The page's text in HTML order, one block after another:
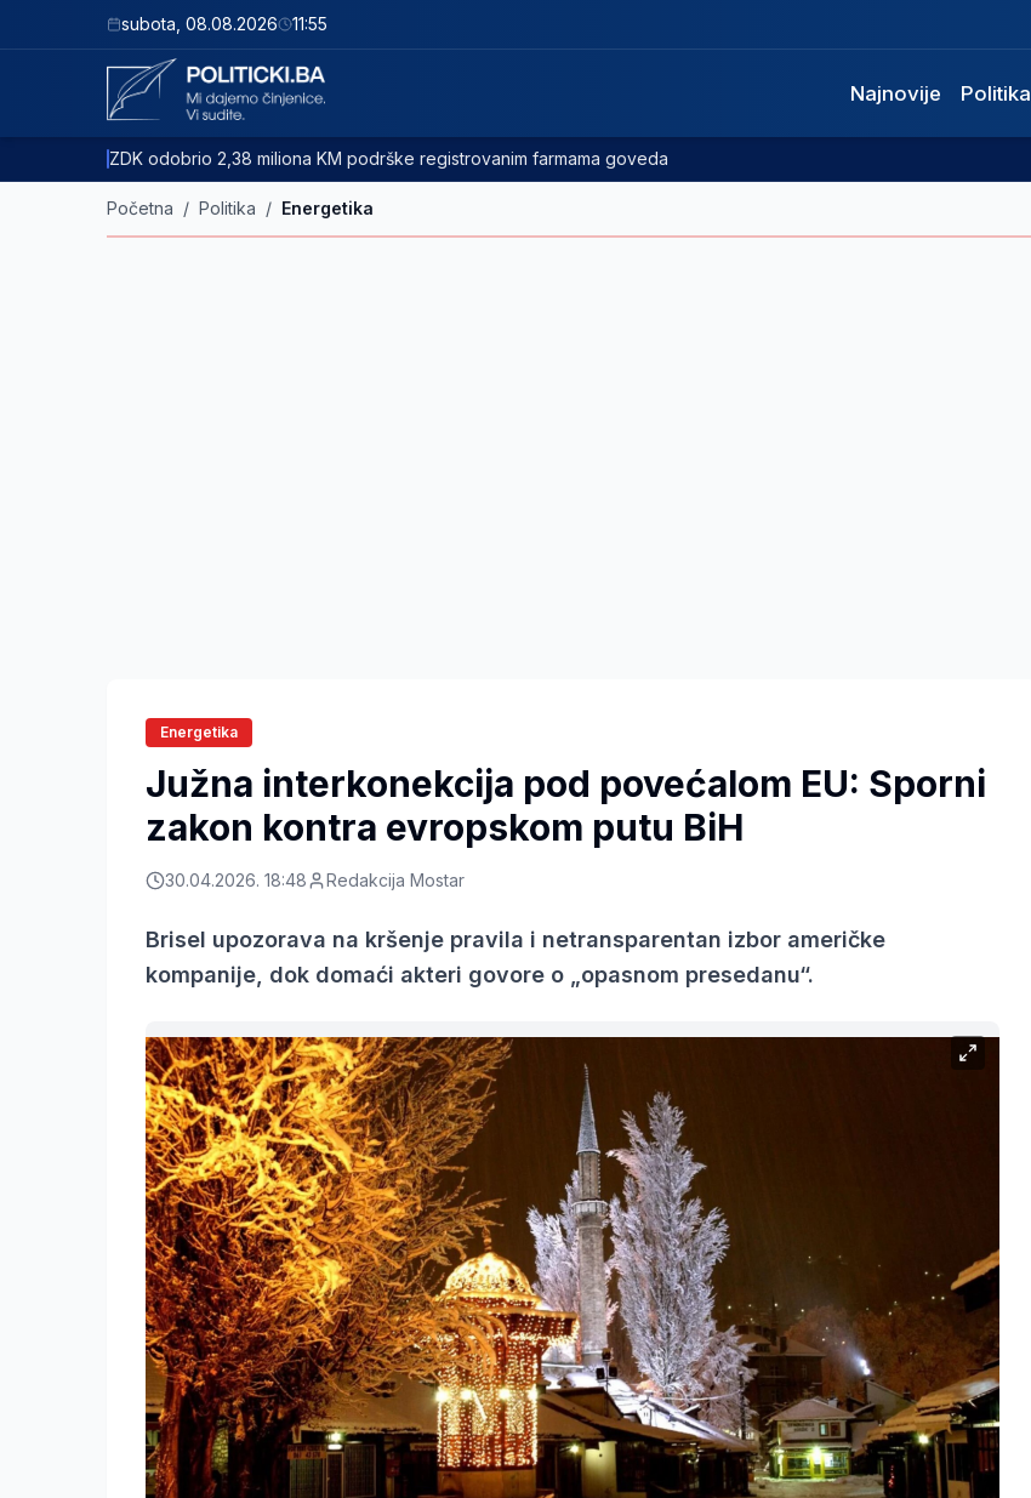
subota 08.08.2026 11:55
Najnovije Politika
ZDK odobrio 2,38 miliona KM podrške registrovanim farmama goveda
Početna / Politika / Energetika
Energetika
Južna interkonekcija pod povećalom EU: Sporni
zakon kontra evropskom putu BiH
30.04.2026. 18:48 Redakcija Mostar
Brisel upozorava na kršenje pravila i netransparentan izbor američke
kompanije, dok domaći akteri govore o „opasnom presedanu“.